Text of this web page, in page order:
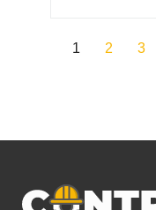
1 2 3